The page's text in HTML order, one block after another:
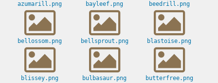
azumarill.png bayleef.png beedrill.png
bellossom.png bellsprout.png blastoise.png
blissey.png bulbasaur.png butterfree.png